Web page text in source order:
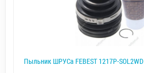
Пыльник ШРУСа FEBEST 1217P-SOL2WD